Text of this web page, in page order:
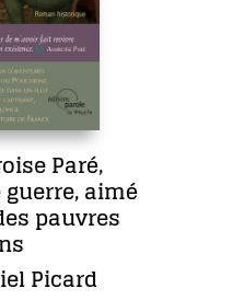
Paré,
aimé
pauvres
Picard